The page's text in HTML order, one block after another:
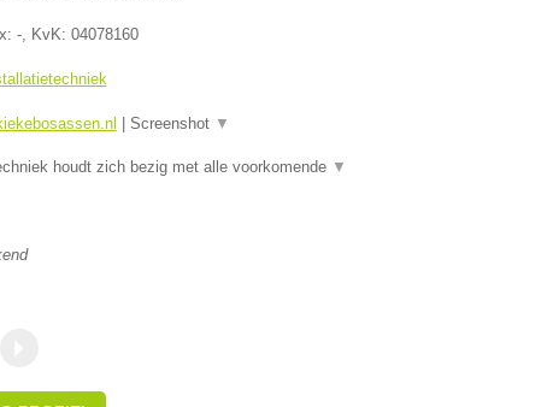
-, KvK: 04078160
Screenshot ▼
houdt zich bezig met alle voorkomende ▼